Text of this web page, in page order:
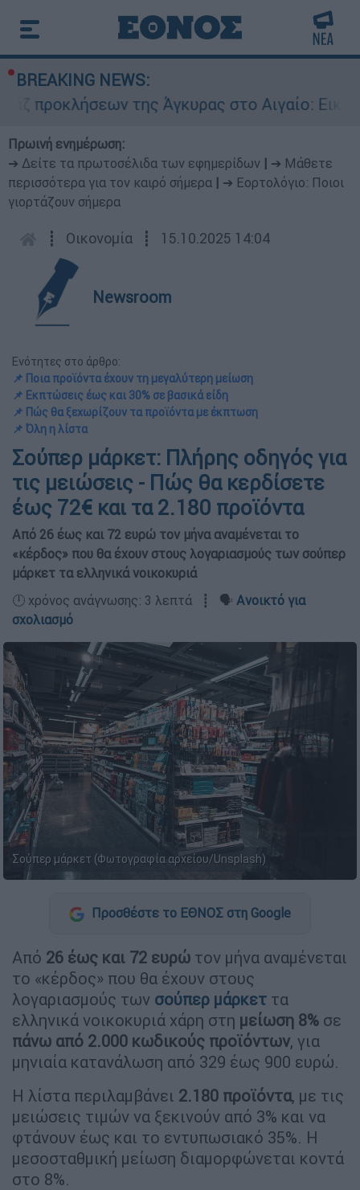
BREAKING NEWS:
της Άγκυρας στο Αιγαίο: Εικονική
Πρωινή ενημέρωση:
➔ Δείτε τα πρωτοσέλιδα των εφημερίδων
➔ Μάθετε
περισσότερα για τον καιρό σήμερα
➔ Εορτολόγιο: Ποιοι
γιορτάζουν σήμερα
┋ Οικονομία ┋ 15.10.2025 14:04
Newsroom
Ενότητες στο άρθρο:
📌 Ποια προϊόντα έχουν τη μεγαλύτερη μείωση
📌 Εκπτώσεις έως και 30% σε βασικά είδη
📌 Πώς θα ξεχωρίζουν τα προϊόντα με έκπτωση
📌 Όλη η λίστα
Σούπερ μάρκετ: Πλήρης οδηγός για
τις μειώσεις - Πώς θα κερδίσετε
έως 72€ και τα 2.180 προϊόντα
Από 26 έως και 72 ευρώ τον μήνα αναμένεται το
«κέρδος» που θα έχουν στους λογαριασμούς των σούπερ
μάρκετ τα ελληνικά νοικοκυριά
🕛 χρόνος ανάγνωσης: 3 λεπτά ┋ 🗣️ Ανοικτό για
σχολιασμό
Σούπερ μάρκετ (Φωτογραφία αρχείου/Unsplash)
Προσθέστε το ΕΘΝΟΣ στη Google
Από 26 έως και 72 ευρώ τον μήνα αναμένεται
το «κέρδος» που θα έχουν στους
λογαριασμούς των σούπερ μάρκετ τα
ελληνικά νοικοκυριά χάρη στη μείωση 8% σε
πάνω από 2.000 κωδικούς προϊόντων, για
μηνιαία κατανάλωση από 329 έως 900 ευρώ.
Η λίστα περιλαμβάνει 2.180 προϊόντα, με τις
μειώσεις τιμών να ξεκινούν από 3% και να
φτάνουν έως και το εντυπωσιακό 35%. Η
μεσοσταθμική μείωση διαμορφώνεται κοντά
στο 8%.